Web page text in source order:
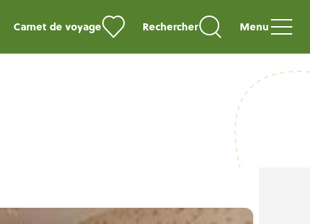
Carnet de voyage Rechercher Menu